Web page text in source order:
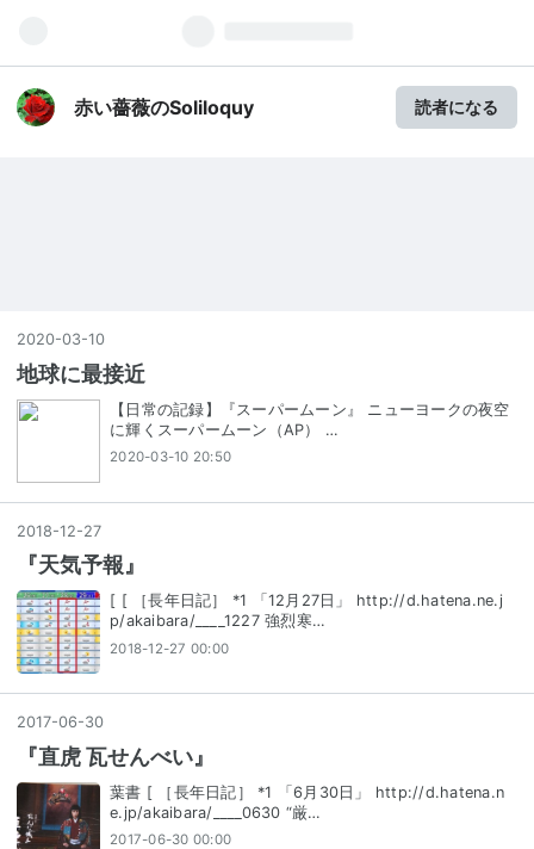
赤い薔薇のSoliloquy 読者になる
2020-03-10
地球に最接近
【日常の記録】『スーパームーン』 ニューヨークの夜空
に輝くスーパームーン（AP） …
2020-03-10 20:50
2018-12-27
『天気予報』
[ [ ［長年日記］ *1 「12月27日」 http://d.hatena.ne.j
p/akaibara/____1227 強烈寒…
2018-12-27 00:00
2017-06-30
『直虎 瓦せんべい』
葉書 [ ［長年日記］ *1 「6月30日」 http://d.hatena.n
e.jp/akaibara/____0630 “厳…
2017-06-30 00:00